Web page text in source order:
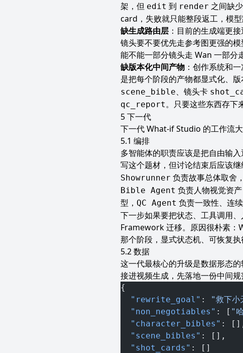
架，但 edit 到 render 之间缺
card，失败就只能整段返工，模型
缺生成路由层 ：目前的生成端更
镜头要不要优先走参考图更强的
能不能一部分镜头走 Wan 一部
缺版本化中间产物 ：创作系统和
是把每个阶段的产物都显式化、
scene_bible、镜头卡
qc_report。只要这些东西存下
下一代
下一代 What-if Studio 的工作流大
编排
多智能体的职责应该是把自由输
写这个题材，但讨论结束后应该
Showrunner 负责故事总体取舍，
Bible Agent 负责人物视觉资产
型， QC Agent 负责一致性、连
下一步如果要把状态、工具调用
Framework 迁移。原因很朴素：
那个阶段，显式状态机、可恢复
数据
这一代最核心的升级是数据形态
接进视频生成，先落地一份中间规
{
  "rewrite_goal"
: "救下小
  "non_negotiables"
: [ "
  "character_bibles"
:
  "scene_bibles"
: [],
  "shot_cards"
: []